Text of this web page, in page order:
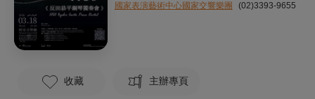
國家表演藝術中心國家交響樂團
(02)3393-9655
收藏 主辦專頁